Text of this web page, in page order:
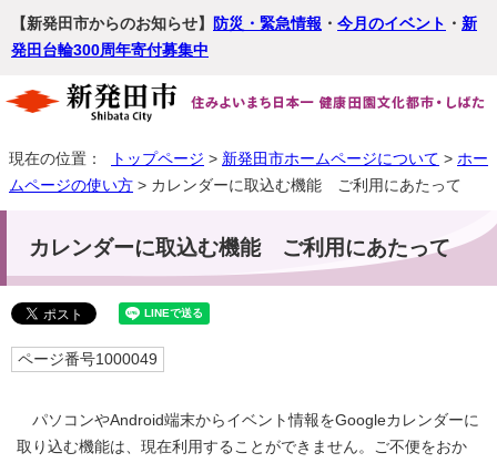
【新発田市からのお知らせ】 防災・緊急情報 ・ 今月のイベント ・ 新
発田台輪300周年寄付募集中
現在の位置： トップページ > 新発田市ホームページについて > ホー
ムページの使い方 > カレンダーに取込む機能 ご利用にあたって
カレンダーに取込む機能 ご利用にあたって
ページ番号1000049
パソコンやAndroid端末からイベント情報をGoogleカレンダーに
取り込む機能は、現在利用することができません。ご不便をおか